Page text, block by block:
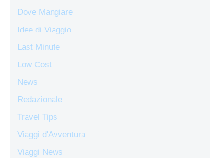
Dove Mangiare
Idee di Viaggio
Last Minute
Low Cost
News
Redazionale
Travel Tips
Viaggi d'Avventura
Viaggi News